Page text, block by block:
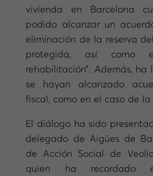
vivienda en Barcelona
podido alcanzar un
eliminación de la reserva
protegida, así como
rehabilitación”. Además,
se hayan alcanzado
fiscal, como en el caso de la
El diálogo ha sido
delegado de Aigües de
de Acción Social de
quien ha recordado